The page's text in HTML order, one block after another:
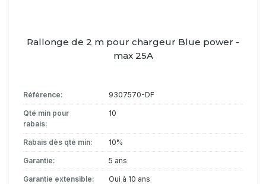
Rallonge de 2 m pour chargeur Blue power -
max 25A
Référence: 9307570-DF
Qté min pour
rabais:
10
Rabais dès qté min: 10%
Garantie: 5 ans
Garantie extensible: Oui à 10 ans